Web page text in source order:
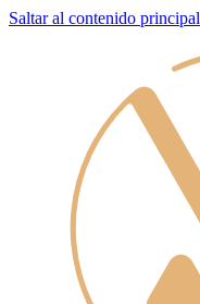
Saltar al contenido principal